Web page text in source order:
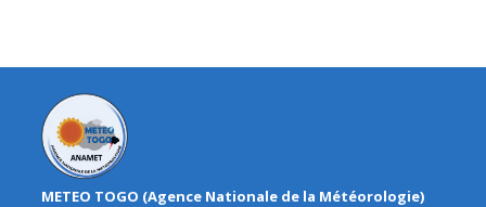
METEO TOGO (Agence Nationale de la Météorologie)